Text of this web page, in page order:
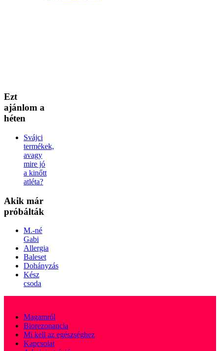
Ezt
ajánlom a
héten
Svájci
termékek,
avagy
mire jó
a kinőtt
atléta?
Akik már
próbálták
M.-né
Gabi
Allergia
Baleset
Dohányzás
Kész
csoda
Magamról
Biorezonancia
Mi kell az egészséghez
Kapcsolat